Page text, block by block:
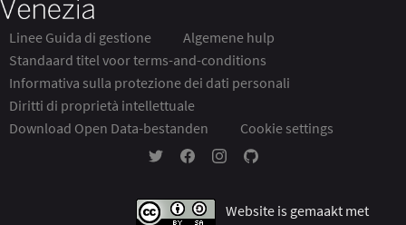
Linee Guida di gestione
Algemene hulp
Standaard titel voor terms-and-conditions
Informativa sulla protezione dei dati personali
Diritti di proprietà intellettuale
Download Open Data-bestanden
Cookie settings
Partecipa Ca' Foscari op Twitter
Partecipa Ca' Foscari op Facebook
Partecipa Ca' Foscari op
Partecipa Ca' Foscari op
Website is gemaakt met